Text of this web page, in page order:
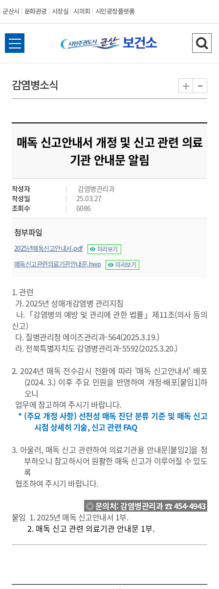
군산시 문화관광 시장실 시의회 시민광장플랫폼
군
산
전
체
뉴
열
검
색
기
감염병소식 + -
매독 신고안내서 개정 및 신고 관련 의료
기관 안내문 알림
작성자
감염병관리과
작성일
25.03.27
조회수
6086
첨부파일
2025년매독신고안내서.pdf 미리보기
매독신고관련의료기관안내문.hwp 미리보기
1. 관련
가. 2025년 성매개감염병 관리지침
나.「감염병의 예방 및 관리에 관한 법률」제11조(의사 등의
신고)
다. 질병관리청 에이즈관리과-564(2025.3.19.)
라. 전북특별자치도 감염병관리과-5592(2025.3.20.)
2.2024년 매독 전수감시 전환에 따라 '매독 신고안내서' 배포
(2024. 3.) 이후 주요 민원을 반영하여 개정·배포[붙임1]하
오니
업무에 참고하여 주시기 바랍니다.
* (주요 개정 사항) 선천성 매독 진단 분류 기준 및 매독 신고
시점 상세히 기술, 신고 관련 FAQ
3. 아울러, 매독 신고 관련하여 의료기관용 안내문[붙임2]을 첨
부하오니 참고하시어 원활한 매독 신고가 이루어질 수 있도
록
협조하여 주시기 바랍니다.
◎ 문의처: 감염병관리과 ☎ 454-4943
붙임 1. 2025년 매독 신고안내서 1부.
2. 매독 신고 관련 의료기관 안내문 1부.